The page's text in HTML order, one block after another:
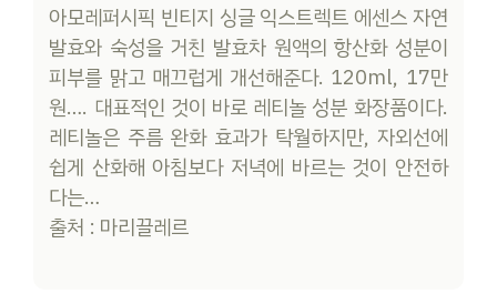
아모레퍼시픽 빈티지 싱글 익스트렉트 에센스 자연
발효와 숙성을 거친 발효차 원액의 항산화 성분이
피부를 맑고 매끄럽게 개선해준다. 120ml, 17만
원…. 대표적인 것이 바로 레티놀 성분 화장품이다.
레티놀은 주름 완화 효과가 탁월하지만, 자외선에
쉽게 산화해 아침보다 저녁에 바르는 것이 안전하
다는…
출처 : 마리끌레르